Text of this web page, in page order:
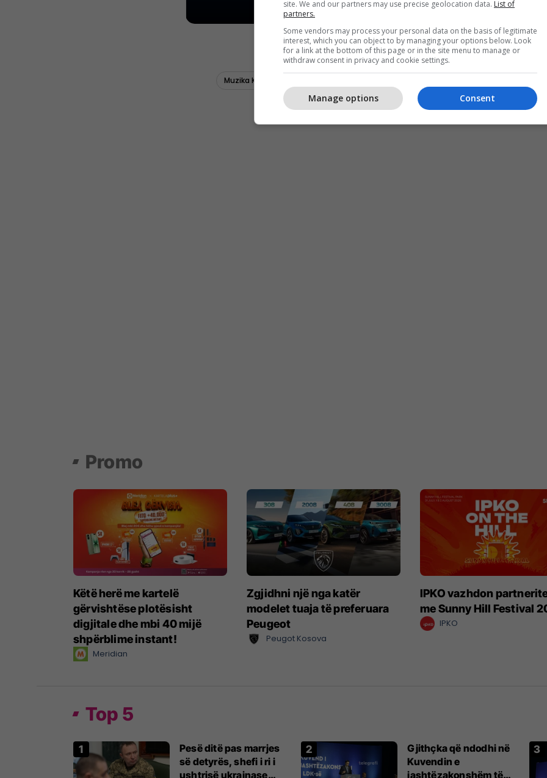
site. We and our partners may use precise geolocation data. List of
partners.
Some vendors may process your personal data on the basis of legitimate
interest, which you can object to by managing your options below. Look
for a link at the bottom of this page or in the site menu to manage or
withdraw consent in privacy and cookie settings.
Consent
Manage options